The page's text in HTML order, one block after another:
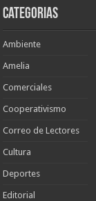
Categorias
Ambiente
Amelia
Comerciales
Cooperativismo
Correo de Lectores
Cultura
Deportes
Editorial